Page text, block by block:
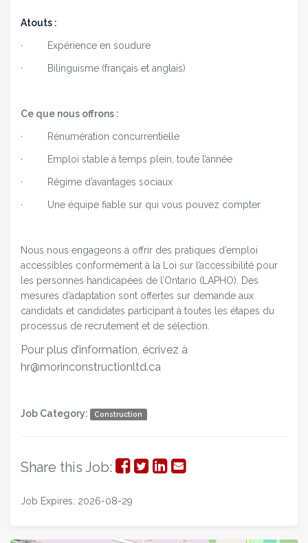
Atouts :
· Expérience en soudure
· Bilinguisme (français et anglais)
Ce que nous offrons :
· Rénumération concurrentielle
· Emploi stable à temps plein, toute l’année
· Régime d’avantages sociaux
· Une équipe fiable sur qui vous pouvez compter
Nous nous engageons à offrir des pratiques d’emploi
accessibles conformément à la Loi sur l’accessibilité pour
les personnes handicapées de l’Ontario (LAPHO). Des
mesures d’adaptation sont offertes sur demande aux
candidats et candidates participant à toutes les étapes du
processus de recrutement et de sélection.
Pour plus d’information, écrivez à
hr@morinconstructionltd.ca
Job Category: Construction
Share this Job: Share
on
Share
ShareShare
Job Expires: 2026-08-29